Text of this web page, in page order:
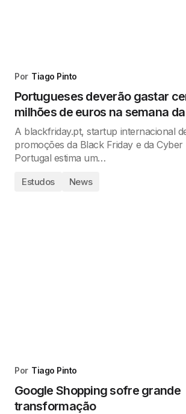
Por Tiago Pinto
Portugueses deverão gastar
milhões de euros na semana
A blackfriday.pt, startup internacional
promoções da Black Friday e da
Portugal estima um…
Estudos News
Por Tiago Pinto
Google Shopping sofre grande
transformação